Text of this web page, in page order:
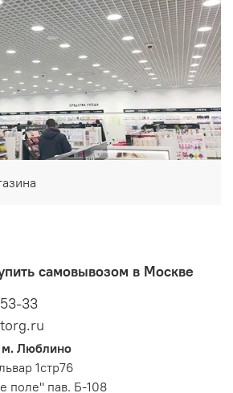
самовывозом в Москве
33
м. Люблино
1стр76
поле" пав. Б-108